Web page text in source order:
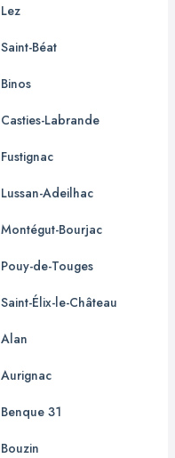
Lez
Saint-Béat
Binos
Casties-Labrande
Fustignac
Lussan-Adeilhac
Montégut-Bourjac
Pouy-de-Touges
Saint-Élix-le-Château
Alan
Aurignac
Benque 31
Bouzin